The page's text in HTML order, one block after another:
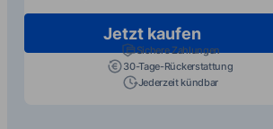
Jetzt kaufen
Sichere Zahlungen
30-Tage-Rückerstattung
Jederzeit kündbar